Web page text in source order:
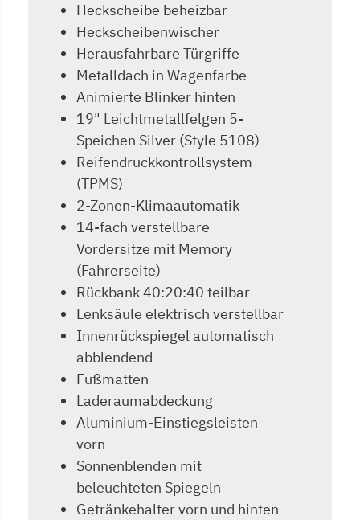
Heckscheibe beheizbar
Heckscheibenwischer
Herausfahrbare Türgriffe
Metalldach in Wagenfarbe
Animierte Blinker hinten
19" Leichtmetallfelgen 5-
Speichen Silver (Style 5108)
Reifendruckkontrollsystem
(TPMS)
2-Zonen-Klimaautomatik
14-fach verstellbare
Vordersitze mit Memory
(Fahrerseite)
Rückbank 40:20:40 teilbar
Lenksäule elektrisch verstellbar
Innenrückspiegel automatisch
abblendend
Fußmatten
Laderaumabdeckung
Aluminium-Einstiegsleisten
vorn
Sonnenblenden mit
beleuchteten Spiegeln
Getränkehalter vorn und hinten